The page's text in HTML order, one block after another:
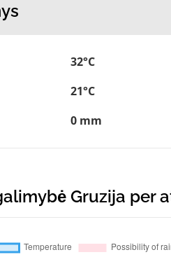
32°C
21°C
0 mm
Gruzija per